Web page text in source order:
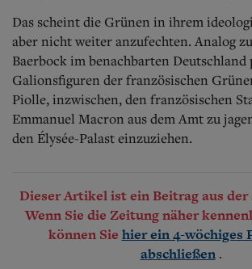
Das scheint die Grünen in ihrem
aber nicht weiter anzufechten. Analog
Baerbock im benachbarten
Galionsfiguren der französischen
Piolle, inzwischen, den französischen
Emmanuel Macron aus dem Amt zu
den Élysée-Palast einzuziehen.
Dieser Artikel ist ein Beitrag aus der
Wenn Sie die Zeitung näher
können Sie hier ein 4-wöchiges
abschließen .